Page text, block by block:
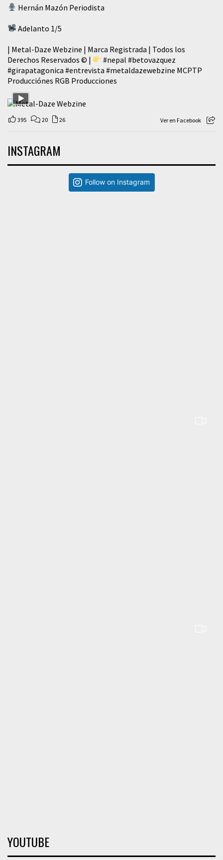
Hernán Mazón Periodista
Adelanto 1/5
| Metal-Daze Webzine | Marca Registrada | Todos los
Derechos Reservados © |
#nepal #betovazquez
#girapatagonica #entrevista #metaldazewebzine MCPTP
Producciónes RGB Producciones
395 20 26 Ver en Facebook
INSTAGRAM
Follow on Instagram
YOUTUBE